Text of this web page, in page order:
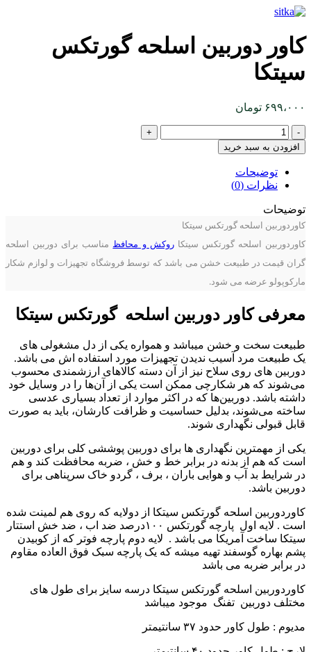
کاور دوربین اسلحه گورتکس
سیتکا
۶۹۹،۰۰۰ تومان
کاور
دوربین
اسلحه
گورتکس
سیتکا
افزودن به سبد خرید
توضیحات
نظرات (0)
توضیحات
کاوردوربین اسلحه گورتکس سیتکا
کاوردوربین اسلحه گورتکس سیتکاروکش و محافظ مناسب برای دوربین اسلحه
گران قیمت در طبیعت خشن می باشد که توسط فروشگاه تجهیزات و لوازم شکار
مارکوپولو عرضه می شود.
معرفی کاور دوربین اسلحه گورتکس سیتکا
طبیعت سخت و خشن میباشد و همواره یکی از دل مشغولی های
یک طبیعت مرد آسیب ندیدن تجهیزات مورد استفاده اش می باشد.
دوربین های روی سلاح نیز از آن دسته کالاهای ارزشمندی محسوب
می‌شوند که هر شکارچی ممکن است یکی از آن‌ها را در وسایل خود
داشته باشد. دوربین‌ها که در اکثر موارد از تعداد بسیاری عدسی
ساخته می‌شوند، بدلیل حساسیت و ظرافت کارشان، باید به صورت
قابل قبولی نگهداری شوند.
یکی از مهمترین نگهداری ها برای دوربین پوششی کلی برای دوربین
است که هم از بدنه در برابر خط و خش ، ضربه محافظت کند و هم
در شرایط بد آب و هوایی باران ، برف ، گردو خاک سرپناهی برای
دوربین باشد.
کاوردوربین اسلحه گورتکس سیتکا از دولایه که روی هم لمینت شده
است . لایه اول پارچه گورتکس ۱۰۰درصد ضد اب ، ضد خش استتار
سیتکا ساخت آمریکا می باشد . لایه دوم پارچه فوتر که از کوبیدن
پشم بهاره گوسفند تهیه میشه که یک پارچه سبک فوق العاده مقاوم
در برابر ضربه می باشد
کاوردوربین اسلحه گورتکس سیتکا درسه سایز برای طول های
مختلف دوربین تفنگ موجود میباشد
مدیوم : طول کاور حدود ۳۷ سانتیمتر